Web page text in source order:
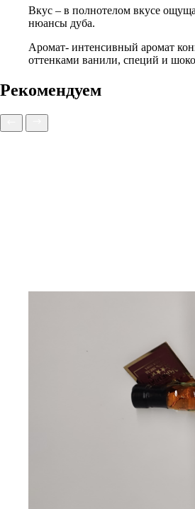
Вкус – в полнотелом вкусе
нюансы дуба.
Аромат- интенсивный аромат
оттенками ванили, специй и
Рекомендуем